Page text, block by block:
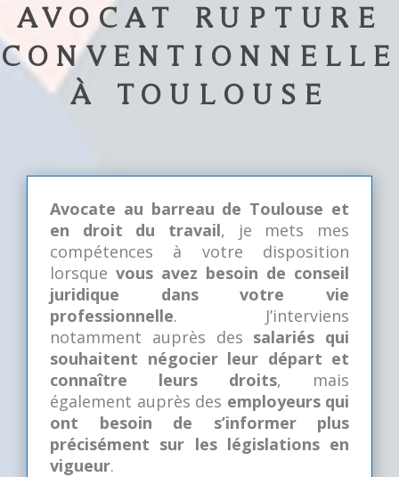
AVOCAT RUPTURE
CONVENTIONNELLE
À TOULOUSE
Avocate au barreau de Toulouse et
en droit du travail, je mets mes
compétences à votre disposition
lorsque vous avez besoin de conseil
juridique dans votre vie
professionnelle. J’interviens
notamment auprès des salariés qui
souhaitent négocier leur départ et
connaître leurs droits, mais
également auprès des employeurs qui
ont besoin de s’informer plus
précisément sur les législations en
vigueur.